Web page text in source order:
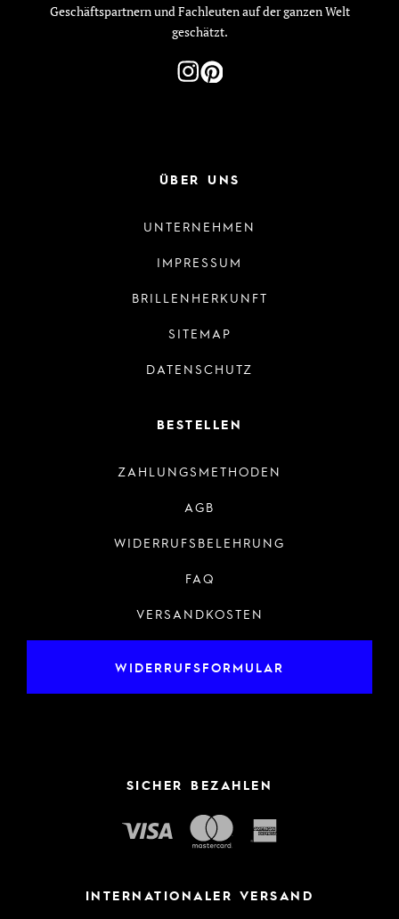
Geschäftspartnern und Fachleuten auf der ganzen Welt
geschätzt.
ÜBER UNS
UNTERNEHMEN
IMPRESSUM
BRILLENHERKUNFT
SITEMAP
DATENSCHUTZ
BESTELLEN
ZAHLUNGSMETHODEN
AGB
WIDERRUFSBELEHRUNG
FAQ
VERSANDKOSTEN
WIDERRUFSFORMULAR
SICHER BEZAHLEN
INTERNATIONALER VERSAND